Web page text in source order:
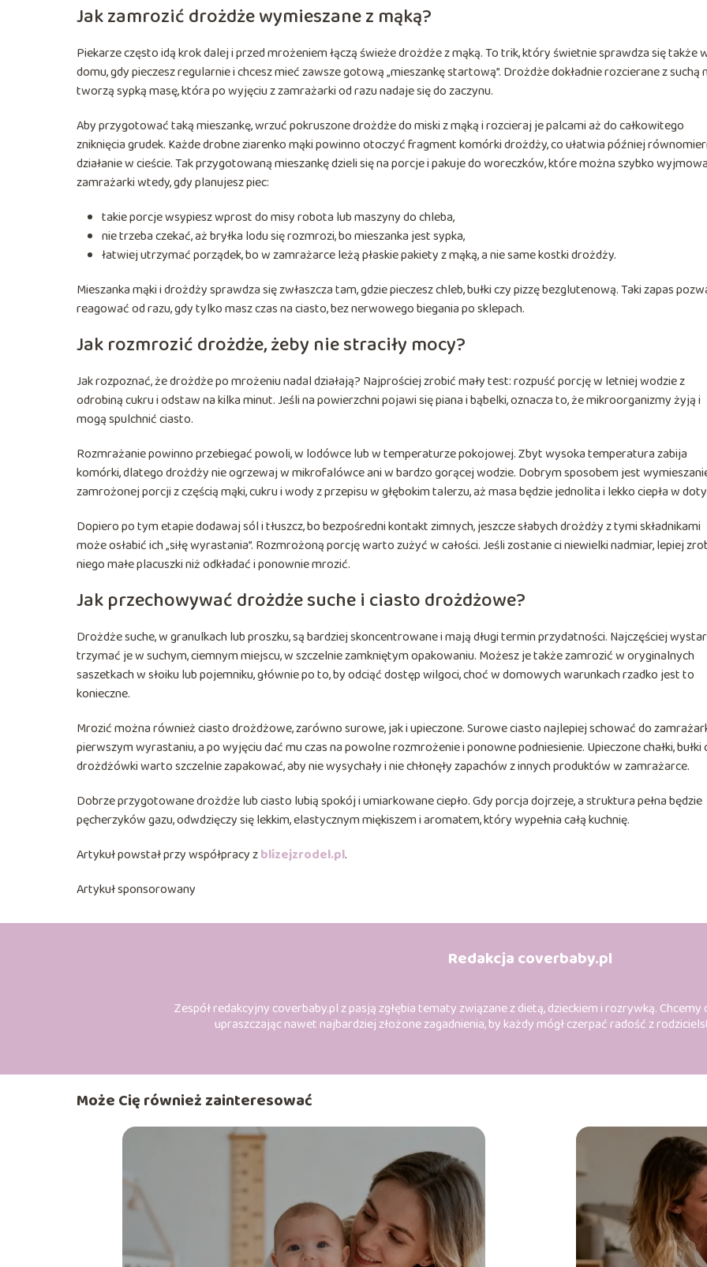
Jak zamrozić drożdże wymieszane z mąką?
Piekarze często idą krok dalej i przed mrożeniem łączą świeże drożdże z mąką. To trik, który świetnie sprawdza się także
domu, gdy pieczesz regularnie i chcesz mieć zawsze gotową „mieszankę startową”. Drożdże dokładnie rozcierane z suchą
tworzą sypką masę, która po wyjęciu z zamrażarki od razu nadaje się do zaczynu.
Aby przygotować taką mieszankę, wrzuć pokruszone drożdże do miski z mąką i rozcieraj je palcami aż do całkowitego
zniknięcia grudek. Każde drobne ziarenko mąki powinno otoczyć fragment komórki drożdży, co ułatwia później
działanie w cieście. Tak przygotowaną mieszankę dzieli się na porcje i pakuje do woreczków, które można szybko
zamrażarki wtedy, gdy planujesz piec:
takie porcje wsypiesz wprost do misy robota lub maszyny do chleba,
nie trzeba czekać, aż bryłka lodu się rozmrozi, bo mieszanka jest sypka,
łatwiej utrzymać porządek, bo w zamrażarce leżą płaskie pakiety z mąką, a nie same kostki drożdży.
Mieszanka mąki i drożdży sprawdza się zwłaszcza tam, gdzie pieczesz chleb, bułki czy pizzę bezglutenową. Taki zapas
reagować od razu, gdy tylko masz czas na ciasto, bez nerwowego biegania po sklepach.
Jak rozmrozić drożdże, żeby nie straciły mocy?
Jak rozpoznać, że drożdże po mrożeniu nadal działają? Najprościej zrobić mały test: rozpuść porcję w letniej wodzie z
odrobiną cukru i odstaw na kilka minut. Jeśli na powierzchni pojawi się piana i bąbelki, oznacza to, że mikroorganizmy żyją i
mogą spulchnić ciasto.
Rozmrażanie powinno przebiegać powoli, w lodówce lub w temperaturze pokojowej. Zbyt wysoka temperatura zabija
komórki, dlatego drożdży nie ogrzewaj w mikrofalówce ani w bardzo gorącej wodzie. Dobrym sposobem jest
zamrożonej porcji z częścią mąki, cukru i wody z przepisu w głębokim talerzu, aż masa będzie jednolita i lekko ciepła w
Dopiero po tym etapie dodawaj sól i tłuszcz, bo bezpośredni kontakt zimnych, jeszcze słabych drożdży z tymi składnikami
może osłabić ich „siłę wyrastania”. Rozmrożoną porcję warto zużyć w całości. Jeśli zostanie ci niewielki nadmiar, lepiej
niego małe placuszki niż odkładać i ponownie mrozić.
Jak przechowywać drożdże suche i ciasto drożdżowe?
Drożdże suche, w granulkach lub proszku, są bardziej skoncentrowane i mają długi termin przydatności. Najczęściej
trzymać je w suchym, ciemnym miejscu, w szczelnie zamkniętym opakowaniu. Możesz je także zamrozić w oryginalnych
saszetkach w słoiku lub pojemniku, głównie po to, by odciąć dostęp wilgoci, choć w domowych warunkach rzadko jest to
konieczne.
Mrozić można również ciasto drożdżowe, zarówno surowe, jak i upieczone. Surowe ciasto najlepiej schować do
pierwszym wyrastaniu, a po wyjęciu dać mu czas na powolne rozmrożenie i ponowne podniesienie. Upieczone chałki, bułki
drożdżówki warto szczelnie zapakować, aby nie wysychały i nie chłonęły zapachów z innych produktów w zamrażarce.
Dobrze przygotowane drożdże lub ciasto lubią spokój i umiarkowane ciepło. Gdy porcja dojrzeje, a struktura pełna będzie
pęcherzyków gazu, odwdzięczy się lekkim, elastycznym miękiszem i aromatem, który wypełnia całą kuchnię.
Artykuł powstał przy współpracy zblizejzrodel.pl.
Artykuł sponsorowany
Redakcja coverbaby.pl
Zespół redakcyjny coverbaby.pl z pasją zgłębia tematy związane z dietą, dzieckiem i rozrywką.
upraszczając nawet najbardziej złożone zagadnienia, by każdy mógł czerpać radość z
Może Cię również zainteresować